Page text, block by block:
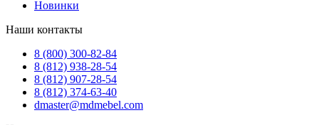
Новинки
Наши контакты
8 (800) 300-82-84
8 (812) 938-28-54
8 (812) 907-28-54
8 (812) 374-63-40
dmaster@mdmebel.com